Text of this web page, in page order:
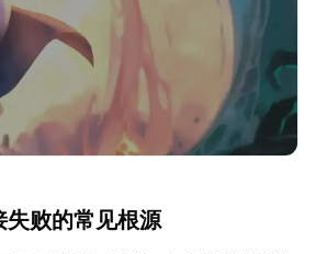
失败的常见根源